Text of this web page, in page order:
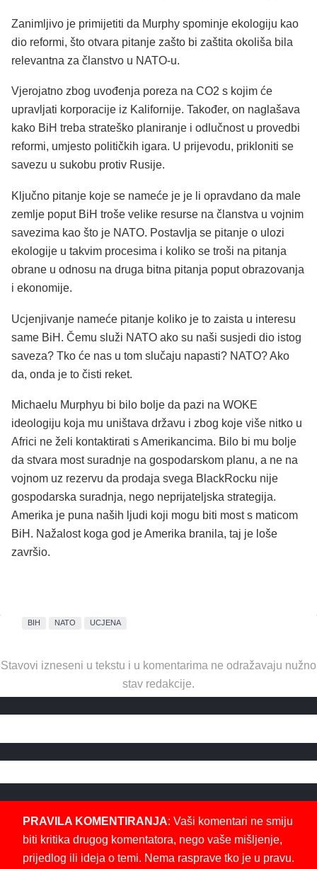
Zanimljivo je primijetiti da Murphy spominje ekologiju kao
dio reformi, što otvara pitanje zašto bi zaštita okoliša bila
relevantna za članstvo u NATO-u.
Vjerojatno zbog uvođenja poreza na CO2 s kojim će
upravljati korporacije iz Kalifornije. Također, on naglašava
kako BiH treba strateško planiranje i odlučnost u provedbi
reformi, umjesto političkih igara. U prijevodu, prikloniti se
savezu u sukobu protiv Rusije.
Ključno pitanje koje se nameće je je li opravdano da male
zemlje poput BiH troše velike resurse na članstva u vojnim
savezima kao što je NATO. Postavlja se pitanje o ulozi
ekologije u takvim procesima i koliko se troši na pitanja
obrane u odnosu na druga bitna pitanja poput obrazovanja
i ekonomije.
Ucjenjivanje nameće pitanje koliko je to zaista u interesu
same BiH. Čemu služi NATO ako su naši susjedi dio istog
saveza? Tko će nas u tom slučaju napasti? NATO? Ako
da, onda je to čisti reket.
Michaelu Murphyu bi bilo bolje da pazi na WOKE
ideologiju koja mu uništava državu i zbog koje više nitko u
Africi ne želi kontaktirati s Amerikancima. Bilo bi mu bolje
da stvara most suradnje na gospodarskom planu, a ne na
vojnom uz rezervu da prodaja svega BlackRocku nije
gospodarska suradnja, nego neprijateljska strategija.
Amerika je puna naših ljudi koji mogu biti most s maticom
BiH. Nažalost koga god je Amerika branila, taj je loše
završio.
BIH NATO UCJENA
Stavovi izneseni u tekstu i u komentarima ne odražavaju nužno
stav redakcije.
PRAVILA KOMENTIRANJA: Vaši komentari ne smiju
biti kritika drugog komentatora, nego vaše mišljenje,
prijedlog ili ideja o temi. Nema rasprave tko je u pravu.